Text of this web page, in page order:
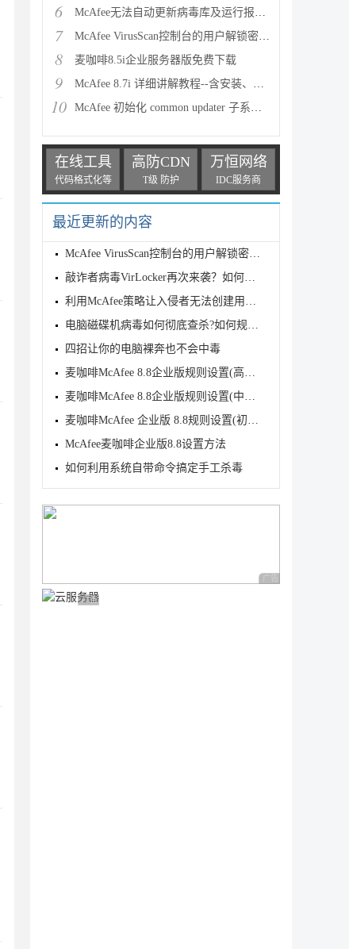
6 McAfee无法自动更新病毒库及运行报错的彻底解决方法分
7 McAfee VirusScan控制台的用户解锁密码忘记的解决方法
8 麦咖啡8.5i企业服务器版免费下载
9 McAfee 8.7i 详细讲解教程--含安装、设置以及规则编写
10 McAfee 初始化 common updater 子系统失败解决方法小
在线工具
代码格式化等
高防CDN
T级 防护
万恒网络
IDC服务商
最近更新的内容
McAfee VirusScan控制台的用户解锁密码忘记的解决方法
敲诈者病毒VirLocker再次来袭？如何防范VirLocker病毒
利用McAfee策略让入侵者无法创建用户+无法删除用户+无
电脑磁碟机病毒如何彻底查杀?如何规避电脑磁碟机病毒?
四招让你的电脑裸奔也不会中毒
麦咖啡McAfee 8.8企业版规则设置(高级篇)
麦咖啡McAfee 8.8企业版规则设置(中级篇)
麦咖啡McAfee 企业版 8.8规则设置(初级篇)
McAfee麦咖啡企业版8.8设置方法
如何利用系统自带命令搞定手工杀毒
广告 商业广告，理性
广告 商业广告，理性选择